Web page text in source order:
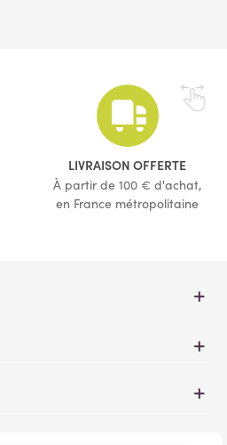
(2 avis)
LIVRAISON OFFERTE
À partir de 100 € d'achat,
en France métropolitaine